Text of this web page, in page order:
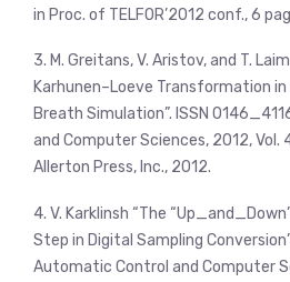
in Proc. of TELFOR’2012 conf., 6
3. M. Greitans, V. Aristov, and T.
Karhunen–Loeve Transformation
Breath Simulation”. ISSN
and Computer Sciences, 2012, Vol.
Allerton Press, Inc., 2012.
4. V. Karklinsh “The
Step in Digital Sampling
Automatic Control and Computer